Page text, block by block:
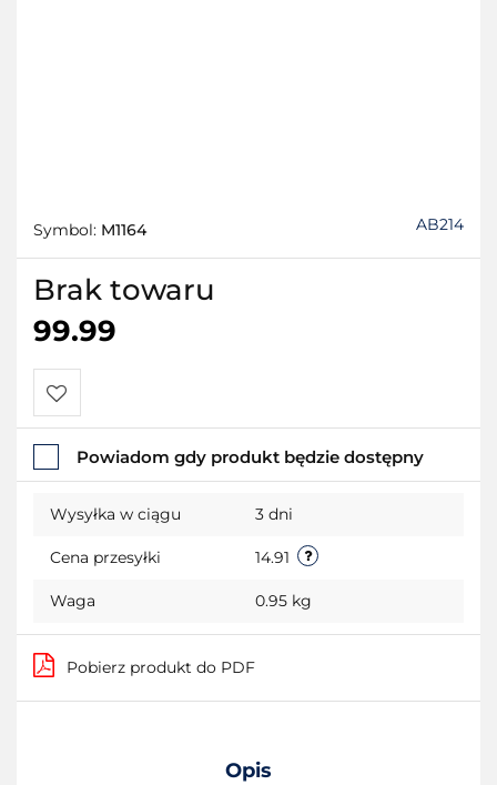
Symbol: M1164 AB214
Brak towaru
99.99
Do
przechowalni
Powiadom gdy produkt będzie dostępny
Wysyłka w ciągu 3 dni
Cena przesyłki 14.91
Waga 0.95 kg
Pobierz produkt do PDF
Opis